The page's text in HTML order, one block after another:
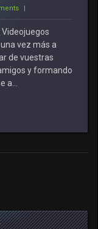
Videojuegos
vez más a
de vuestras
y formando
a…